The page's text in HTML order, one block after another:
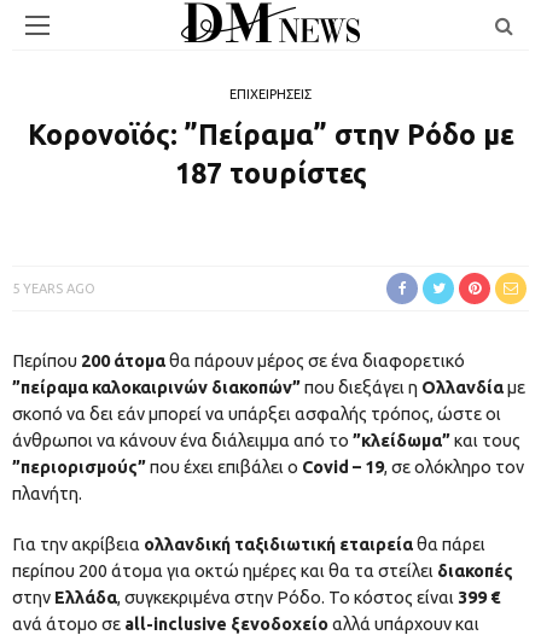
ΕΠΙΧΕΙΡΗΣΕΙΣ
Κορονοϊός: ”Πείραμα” στην Ρόδο με
187 τουρίστες
5 YEARS AGO
Περίπου 200 άτομαθα πάρουν μέρος σε ένα διαφορετικό
”πείραμα καλοκαιρινών διακοπών”που διεξάγει η Ολλανδίαμε
σκοπό να δει εάν μπορεί να υπάρξει ασφαλής τρόπος, ώστε οι
άνθρωποι να κάνουν ένα διάλειμμα από το ”κλείδωμα”και τους
”περιορισμούς”που έχει επιβάλει ο Covid – 19, σε ολόκληρο τον
πλανήτη.
Για την ακρίβεια ολλανδική ταξιδιωτική εταιρείαθα πάρει
περίπου 200 άτομα για οκτώ ημέρες και θα τα στείλει διακοπές
στην Ελλάδα, συγκεκριμένα στην Ρόδο. Το κόστος είναι 399 €
ανά άτομο σε all-inclusive ξενοδοχείοαλλά υπάρχουν και